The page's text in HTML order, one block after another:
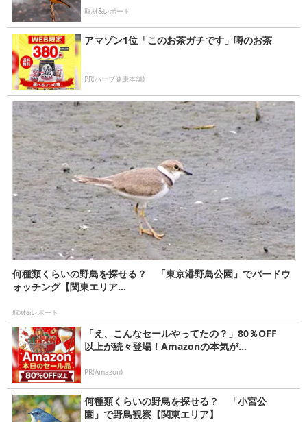
取材&レポート
アマゾン1位「このお茶ガチです」噂のお茶
PR(ハーブ健康本舗)
何種類くらいの野鳥を探せる？ 「東京港野鳥公園」でバードウ
ォッチング【関東エリア...
取材&レポート
「え、こんなセールやってたの？」80％OFF
以上が続々登場！Amazonの本気が...
PR(Amazon)
何種類くらいの野鳥を探せる？ 「小宮公
園」で野鳥観察【関東エリア】